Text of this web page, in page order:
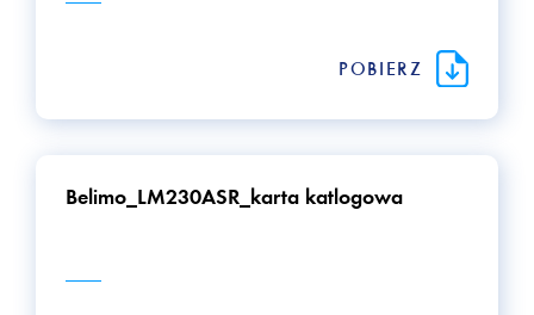
POBIERZ
Belimo_LM230ASR_karta katlogowa